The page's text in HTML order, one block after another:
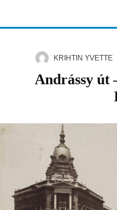
KRIHTIN YVETTE
Andrássy út